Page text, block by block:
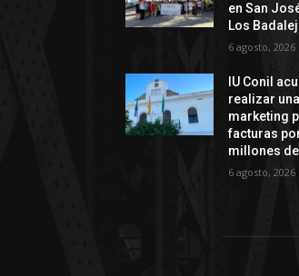
en San
Los
6 agosto, 2026
IU Conil
realizar
marketing
facturas
millones
6 agosto, 2026